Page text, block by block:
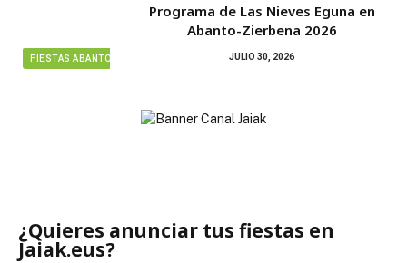
FIESTAS ABANTO ZIERBENA
Programa de Las Nieves Eguna en
Abanto-Zierbena 2026
JULIO 30, 2026
¿Quieres anunciar tus fiestas en
Jaiak.eus?